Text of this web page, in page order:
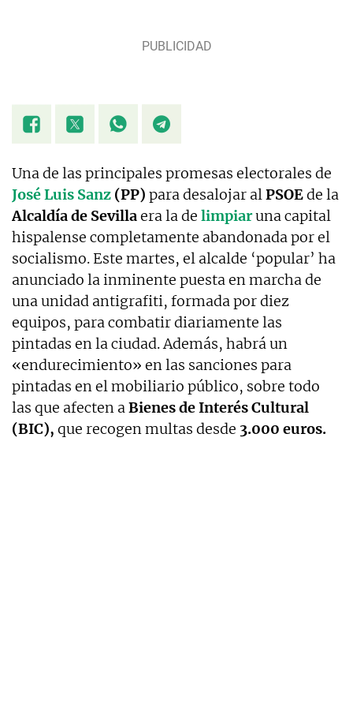
Una de las principales promesas electorales de
José Luis Sanz (PP) para desalojar alPSOEde la
Alcaldía de Sevillaera la de limpiaruna capital
hispalense completamente abandonada por el
socialismo. Este martes, el alcalde ‘popular’ ha
anunciado la inminente puesta en marcha de
una unidad antigrafiti, formada por diez
equipos, para combatir diariamente las
pintadas en la ciudad. Además, habrá un
«endurecimiento» en las sanciones para
pintadas en el mobiliario público, sobre todo
las que afecten aBienes de Interés Cultural
(BIC), que recogen multas desde 3.000 euros.